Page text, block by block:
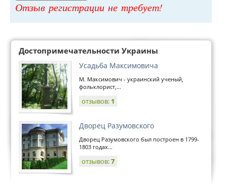
Отзыв регистрации не требует!
Достопримечательности Украины
Усадьба Максимовича
М. Максимович - украинский ученый,
фольклорист,...
отзывов: 1
Дворец Разумовского
Дворец Разумовского был построен в 1799-
1803 годах...
отзывов:7